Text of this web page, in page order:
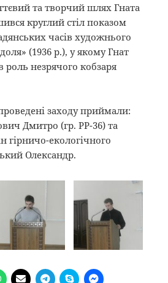
та творчий шлях Гната
круглий стіл показом
часів художнього
(1936 р.), у якому Гнат
роль незрячого кобзаря
заходу приймали:
Дмитро (гр. РР-36) та
гірничо-екологічного
Олександр.